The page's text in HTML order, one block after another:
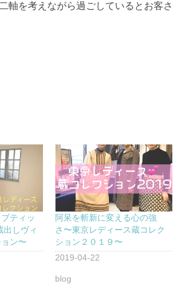
軸を考えながら過ごしているとお客さ
ティッ
出しヴィ
ン〜
阿呆を斬新に変える心の強
さ〜東京レディース蔵コレク
ション２０１９〜
2019-04-22
blog